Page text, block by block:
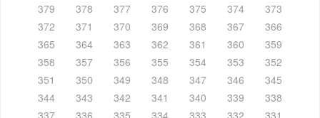
379
378 377 376 375 374
373
372
371 370 369 368 367
366
365
364 363 362 361 360
359
358
357 356 355 354 353
352
351
350 349 348 347 346
345
344
343 342 341 340 339
338
337
336 335 334 333 332
331